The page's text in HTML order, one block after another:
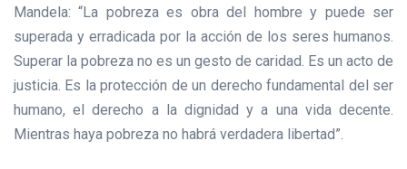
Mandela: “La pobreza es obra del hombre y puede ser
superada y erradicada por la acción de los seres humanos.
Superar la pobreza no es un gesto de caridad. Es un acto de
justicia. Es la protección de un derecho fundamental del ser
humano, el derecho a la dignidad y a una vida decente.
Mientras haya pobreza no habrá verdadera libertad”.